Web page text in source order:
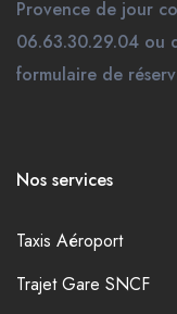
Provence de jour
06.63.30.29.04 ou
formulaire de
Nos services
Taxis Aéroport
Trajet Gare SNCF